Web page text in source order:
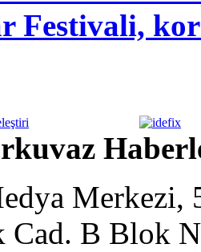
Festivali,
Merkezi,
Cad. B Blok